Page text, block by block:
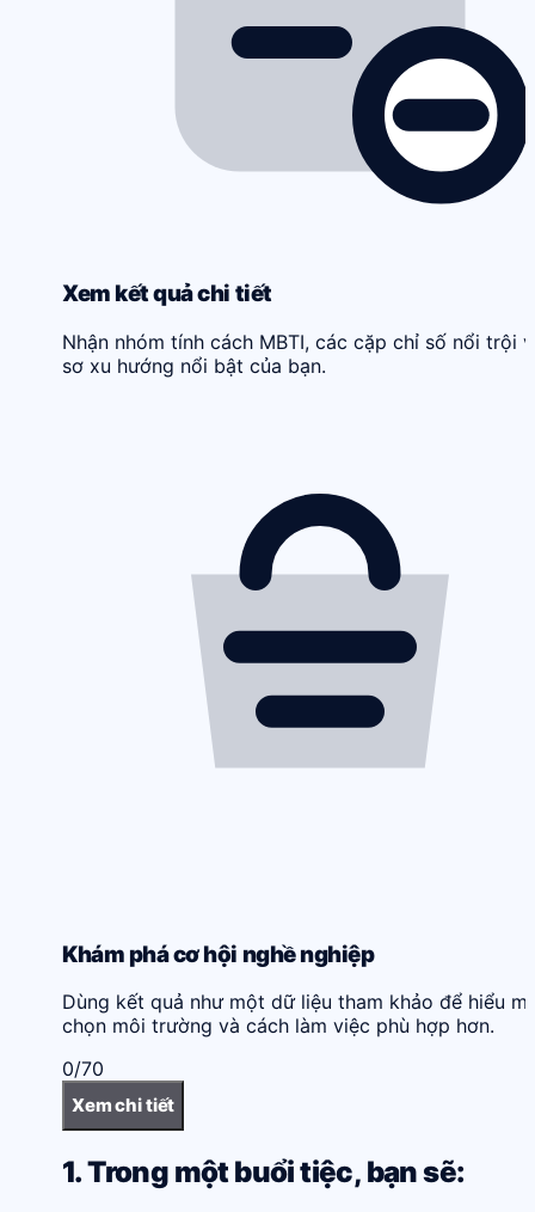
Xem kết quả chi tiết
Nhận nhóm tính cách MBTI, các cặp chỉ số nổi trội
sơ xu hướng nổi bật của bạn.
Khám phá cơ hội nghề nghiệp
Dùng kết quả như một dữ liệu tham khảo để hiểu
chọn môi trường và cách làm việc phù hợp hơn.
0/70
Xem chi tiết
1. Trong một buổi tiệc, bạn sẽ: